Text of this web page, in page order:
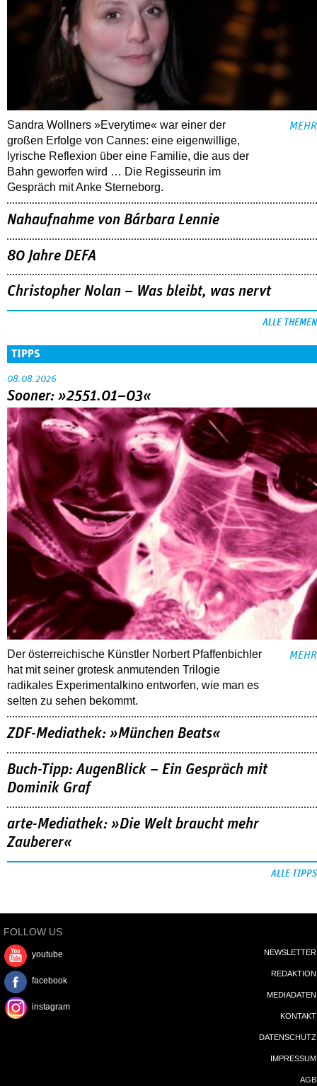
Sandra Wollners »Everytime« war einer der
großen Erfolge von Cannes: eine eigenwillige,
lyrische Reflexion über eine ­Familie, die aus der
Bahn geworfen wird … Die Regisseurin im
Gespräch mit Anke Sterneborg.
MEHR
Nahaufnahme von Bárbara Lennie
80 Jahre DEFA
Christopher Nolan – Was bleibt, was nervt
ALLE THEMEN
TIPPS
08.08.2026
Sooner: »2551.01–03«
Der österreichische Künstler Norbert Pfaffenbichler
hat mit seiner grotesk anmutenden Trilogie
radikales Experimentalkino entworfen, wie man es
selten zu sehen bekommt.
MEHR
ZDF-Mediathek: »München Beats«
Buch-Tipp: AugenBlick – Ein Gespräch mit
Dominik Graf
arte-Mediathek: »Die Welt braucht mehr
Zauberer«
ALLE TIPPS
FOLLOW US
youtube
facebook
instagram
NEWSLETTER
REDAKTION
MEDIADATEN
KONTAKT
DATENSCHUTZ
IMPRESSUM
AGB